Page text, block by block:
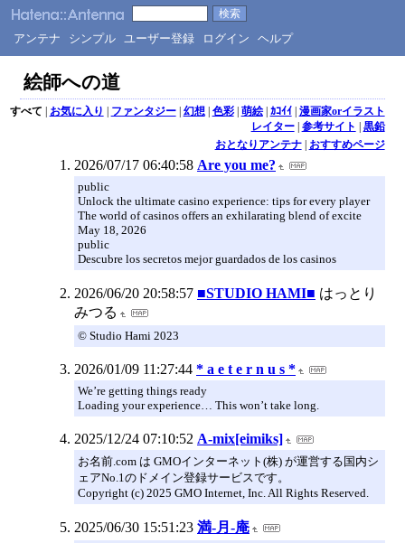
アンテナ シンプル ユーザー登録 ログイン ヘルプ
絵師への道
すべて | お気に入り | ファンタジー| 幻想| 色彩| 萌絵| ｶｺｲｲ| 漫画家orイラスト
レイター| 参考サイト | 黒鉛
おとなりアンテナ| おすすめページ
2026/07/17 06:40:58 Are you me?
public
Unlock the ultimate casino experience: tips for every player
The world of casinos offers an exhilarating blend of excite
May 18, 2026
public
Descubre los secretos mejor guardados de los casinos
2026/06/20 20:58:57 ■STUDIO HAMI■ はっとり
みつる
© Studio Hami 2023
2026/01/09 11:27:44 * a e t e r n u s *
We’re getting things ready
Loading your experience… This won’t take long.
2025/12/24 07:10:52 A-mix[eimiks]
お名前.com は GMOインターネット(株) が運営する国内シ
ェアNo.1のドメイン登録サービスです。
Copyright (c) 2025 GMO Internet, Inc. All Rights Reserved.
2025/06/30 15:51:23 満-月-庵